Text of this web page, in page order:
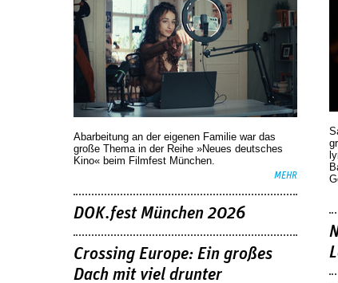
Abarbeitung an der eigenen Familie war das
große Thema in der Reihe »Neues deutsches
Kino« beim Filmfest München.
MEHR
DOK.fest München 2026
Crossing Europe: Ein großes
Dach mit viel drunter